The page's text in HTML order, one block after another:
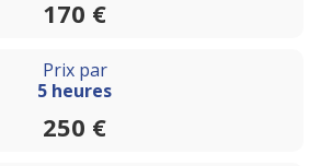
170 €
Prix par
5 heures
250 €